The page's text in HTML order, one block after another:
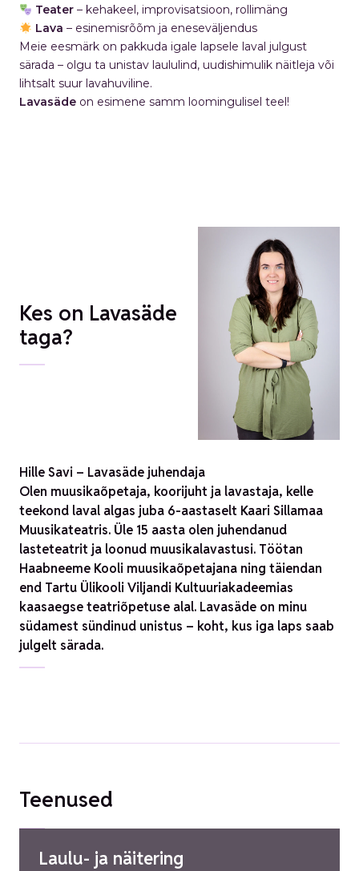
Teater– kehakeel, improvisatsioon, rollimäng
Lava – esinemisrõõm ja eneseväljendus
Meie eesmärk on pakkuda igale lapsele laval julgust
särada – olgu ta unistav laululind, uudishimulik näitleja või
lihtsalt suur lavahuviline.
Lavasäde on esimene samm loomingulisel teel!
Kes on Lavasäde
taga?
Hille Savi – Lavasäde juhendaja
Olen muusikaõpetaja, koorijuht ja lavastaja, kelle
teekond laval algas juba 6-aastaselt Kaari Sillamaa
Muusikateatris. Üle 15 aasta olen juhendanud
lasteteatrit ja loonud muusikalavastusi. Töötan
Haabneeme Kooli muusikaõpetajana ning täiendan
end Tartu Ülikooli Viljandi Kultuuriakadeemias
kaasaegse teatriõpetuse alal. Lavasäde on minu
südamest sündinud unistus – koht, kus iga laps saab
julgelt särada.
Teenused
Laulu- ja näitering